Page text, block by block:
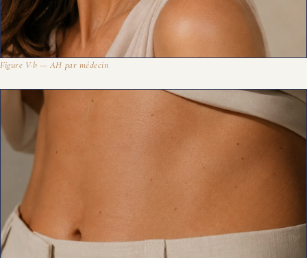
Figure V·b — AH par médecin